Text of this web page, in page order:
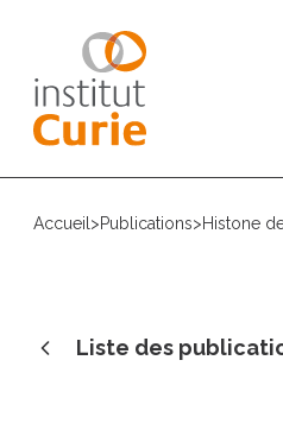
Accueil >Publications>Histone
Liste des